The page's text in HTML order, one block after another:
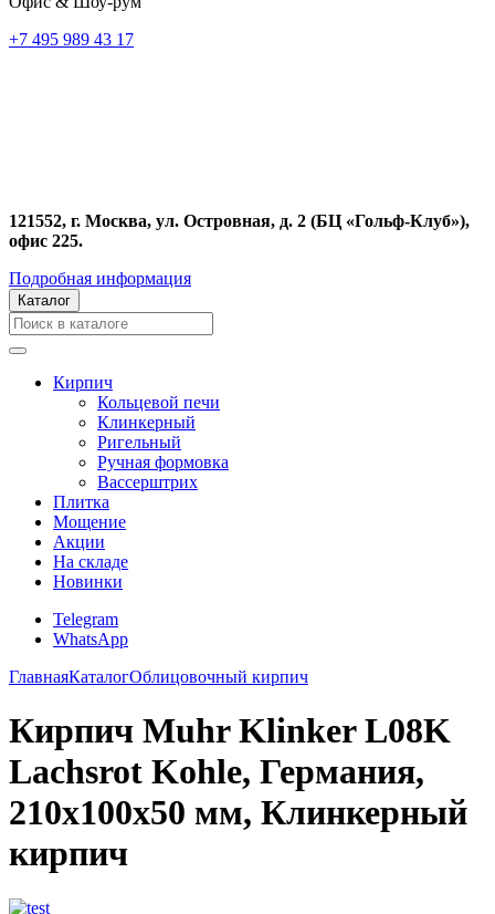
+7 495 989 43 17
121552, г. Москва, ул. Островная, д. 2 (БЦ «Гольф-Клуб»),
офис 225.
Подробная информация
Каталог
Кирпич
Кольцевой печи
Клинкерный
Ригельный
Ручная формовка
Вассерштрих
Плитка
Мощение
Акции
На складе
Новинки
Telegram
WhatsApp
ГлавнаяКаталогОблицовочный кирпич
Кирпич Muhr Klinker L08K
Lachsrot Kohle, Германия,
210х100х50 мм, Клинкерный
кирпич